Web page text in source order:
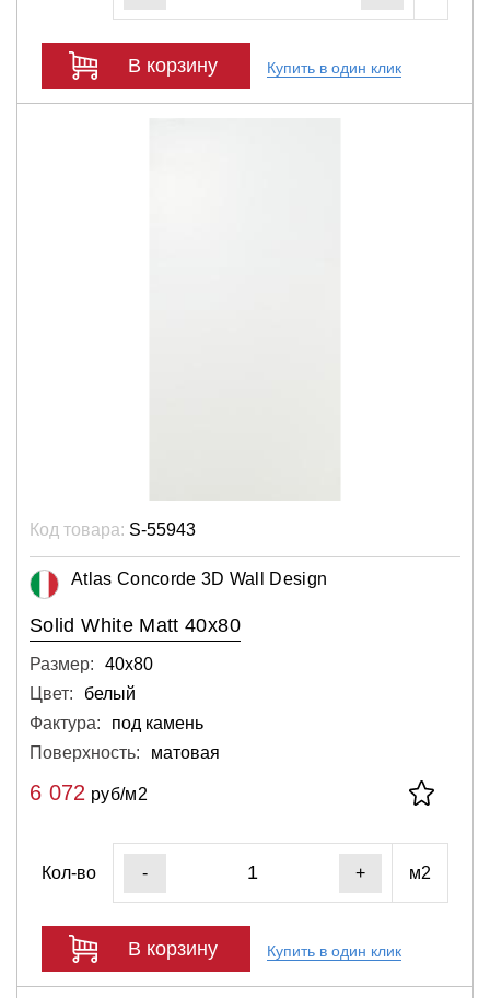
В корзину Купить в один клик
Код товара: S-55943
Atlas Concorde 3D Wall Design
Solid White Matt 40x80
Размер:
40х80
Цвет:
белый
Фактура:
под камень
Поверхность:
матовая
6 072 руб/м2
Кол-во - + м2
В корзину Купить в один клик